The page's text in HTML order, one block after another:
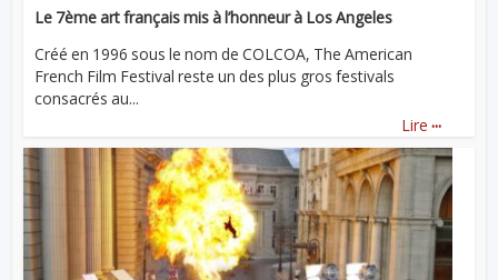
Le 7ème art français mis à l’honneur à Los Angeles
Créé en 1996 sous le nom de COLCOA, The American
French Film Festival reste un des plus gros festivals
consacrés au...
Lire ...